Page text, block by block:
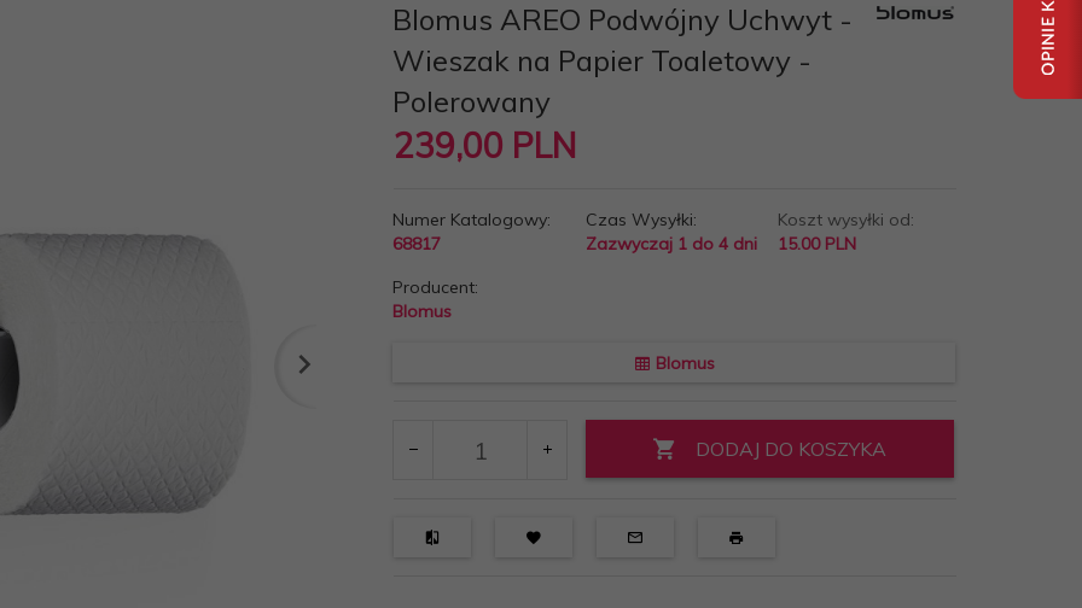
Blomus AREO Podwójny Uchwyt -
Wieszak na Papier Toaletowy -
Polerowany
239,00 PLN
Numer Katalogowy:
68817
Czas Wysyłki:
Zazwyczaj 1 do 4 dni
Koszt wysyłki od:
15.00 PLN
Producent:
Blomus
Blomus
DODAJ DO KOSZYKA